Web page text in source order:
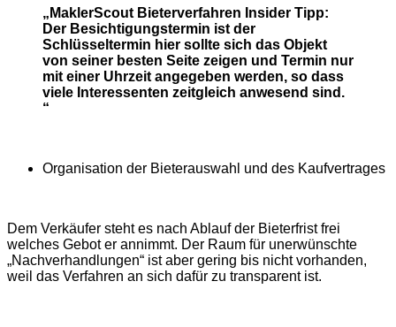
„MaklerScout Bieterverfahren Insider Tipp:
Der Besichtigungstermin ist der
Schlüsseltermin hier sollte sich das Objekt
von seiner besten Seite zeigen und Termin nur
mit einer Uhrzeit angegeben werden, so dass
viele Interessenten zeitgleich anwesend sind.
“
Organisation der Bieterauswahl und des Kaufvertrages
Dem Verkäufer steht es nach Ablauf der Bieterfrist frei
welches Gebot er annimmt. Der Raum für unerwünschte
„Nachverhandlungen“ ist aber gering bis nicht vorhanden,
weil das Verfahren an sich dafür zu transparent ist.